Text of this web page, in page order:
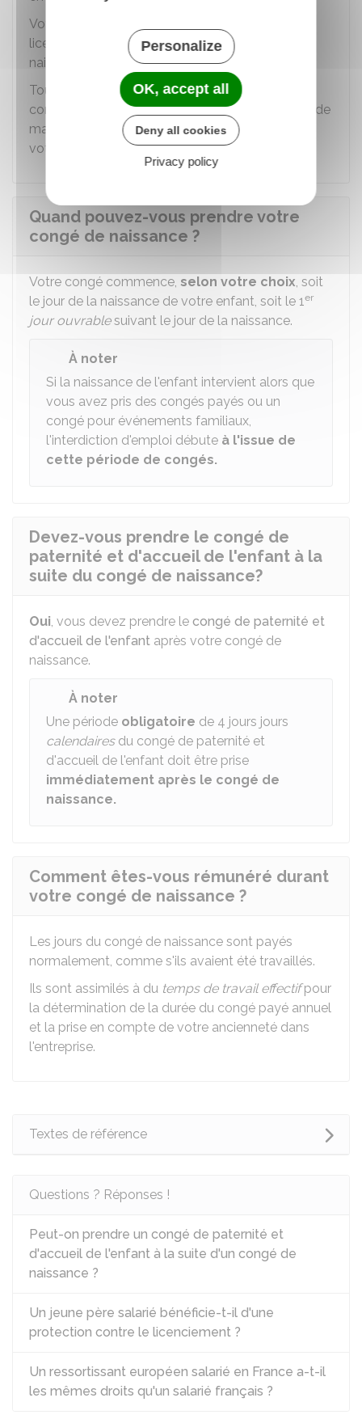
Votre employeur ne peut pas non plus vous
licencier durant les10 semaines suivant la
naissance de votre enfant.
Toutefois, votre employeur peut rompre votre
contrat en cas de faute grave ou d'impossibilité de
maintenir votre contrat pour un motif autre que
votre congé de naissance.
Quand pouvez-vous prendre votre
congé de naissance ?
Votre congé commence, selon votre choix, soit
le jour de la naissance de votre enfant, soit le 1er
jour ouvrablesuivant le jour de la naissance.
À noter
Si la naissance de l'enfant intervient alors que
vous avez pris des congés payés ou un
congé pour événements familiaux,
l'interdiction d'emploi débute à l'issue de
cette période de congés.
Devez-vous prendre le congé de
paternité et d'accueil de l'enfant à la
suite du congé de naissance?
Oui, vous devez prendre le congé de paternité et
d'accueil de l'enfant après votre congé de
naissance.
À noter
Une période obligatoire de 4 jours jours
calendairesdu congé de paternité et
d'accueil de l'enfant doit être prise
immédiatement après le congé de
naissance.
Comment êtes-vous rémunéré durant
votre congé de naissance ?
Les jours du congé de naissance sont payés
normalement, comme s'ils avaient été travaillés.
Ils sont assimilés à du temps de travail effectifpour
la détermination de la durée du congé payé annuel
et la prise en compte de votre ancienneté dans
l'entreprise.
Textes de référence
Questions ? Réponses !
Peut-on prendre un congé de paternité et
d'accueil de l'enfant à la suite d'un congé de
naissance ?
Un jeune père salarié bénéficie-t-il d'une
protection contre le licenciement ?
Un ressortissant européen salarié en France a-t-il
les mêmes droits qu'un salarié français ?
Personalize
OK, accept all
Deny all cookies
Privacy policy